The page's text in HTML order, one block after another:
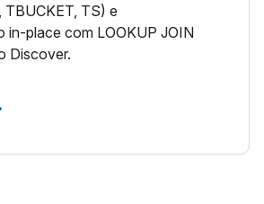
TBUCKET, TS) e
in-place com LOOKUP JOIN
Discover.